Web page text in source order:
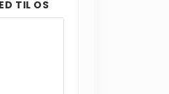
TIL OS